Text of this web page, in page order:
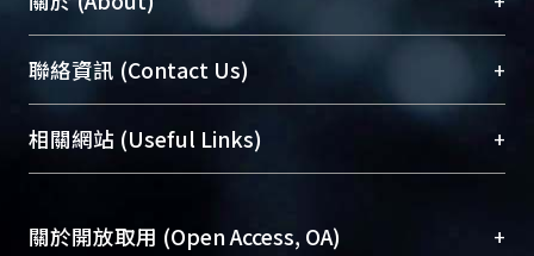
臺大位居世界頂尖大學之列，為永久珍藏及向國際
展現本校豐碩的研究成果及學術能量，圖書館整合
機構典藏（NTUR）與學術庫（AH）不同功能平
台，成為臺大學術典藏NTU scholars。期能整合研
成果。
聯絡資訊 (Contact Us) +
總館學科館員(Main Library)
醫學圖書館學科館員(Medical Library)
Sciences Library)
相關網站 (Useful Links) +
關於開放取用 (Open Access, OA) +